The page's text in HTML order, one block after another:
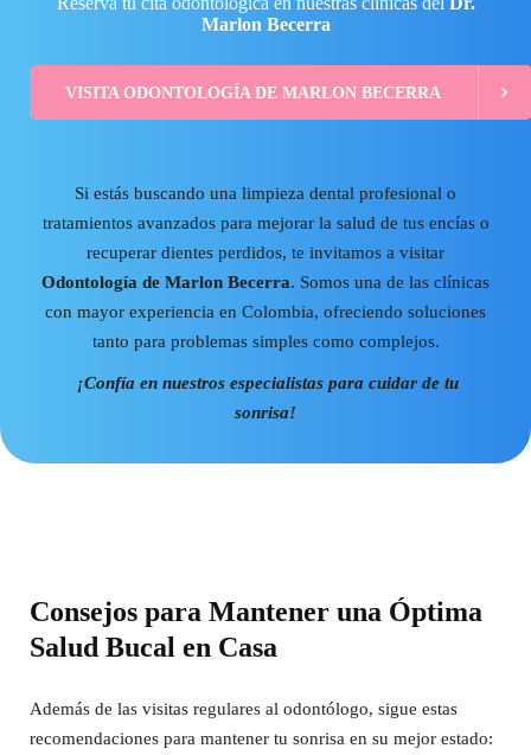
Marlon Becerra
VISITA ODONTOLOGÍA DE MARLON BECERRA
Si estás buscando una limpieza dental profesional o
tratamientos avanzados para mejorar la salud de tus encías o
recuperar dientes perdidos, te invitamos a visitar
Odontología de Marlon Becerra. Somos una de las clínicas
con mayor experiencia en Colombia, ofreciendo soluciones
tanto para problemas simples como complejos.
¡Confía en nuestros especialistas para cuidar de tu
sonrisa!
Consejos para Mantener una Óptima
Salud Bucal en Casa
Además de las visitas regulares al odontólogo, sigue estas
recomendaciones para mantener tu sonrisa en su mejor estado: